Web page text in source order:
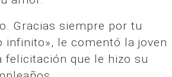
Gracias siempre por tu
infinito», le comentó la joven
felicitación que le hizo su